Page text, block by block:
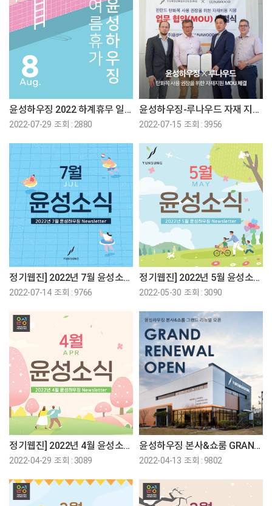
윤성하우징 2022 하계휴무 일정 안내 공지
2022-07-29 조회 : 2880
윤성하우징-루나우드 자재 지원 MOU 체결
2022-07-15 조회 : 3956
정기웹진] 2022년 7월 윤성소식 도착♡
2022-07-14 조회 : 9766
정기웹진] 2022년 5월 윤성소식♡
2022-05-30 조회 : 3090
정기웹진] 2022년 4월 윤성소식♡
2022-04-29 조회 : 3089
윤성하우징 본사&쇼룸 GRAND RENEWAL OPEN!!
2022-04-13 조회 : 9802